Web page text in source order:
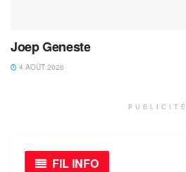
Joep Geneste
4 AOÛT 2026
PUBLICITÉ
FIL INFO